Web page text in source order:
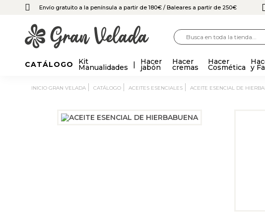
Envío gratuito a la península a partir de 180€ / Baleares a partir de 250€
CATÁLOGO Kit
Manualidades
Hacer
jabón
Hacer
cremas
Hacer
Cosmética y
INICIO GRAN VELADA CATÁLOGO ACEITES ESENCIALES ACEITE ESENCIAL DE